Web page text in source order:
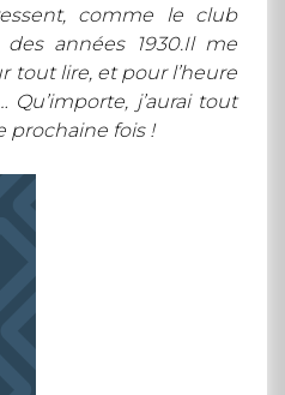
comme le club
années 1930.Il me
tout lire, et pour l’heure
j’aurai tout
prochaine fois !